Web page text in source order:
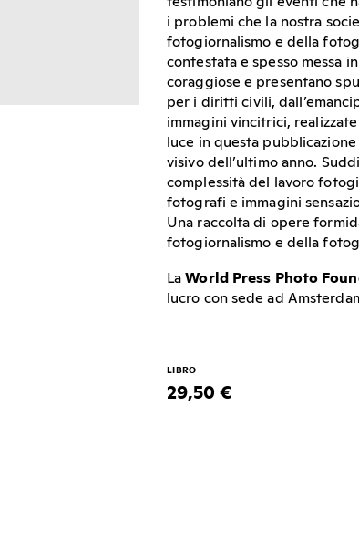
i problemi che la nostra
fotogiornalismo e della
contestata e spesso messa
coraggiose e presentano
per i diritti civili,
immagini vincitrici,
luce in questa
visivo dell’ultimo anno.
complessità del lavoro
fotografi e immagini
Una raccolta di opere
fotogiornalismo e della
LaWorld Press Photo
lucro con sede ad
LIBRO
29,50 €